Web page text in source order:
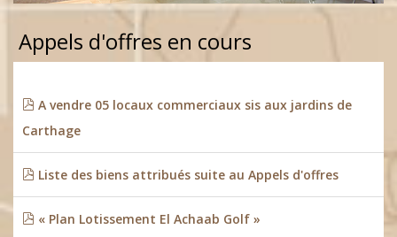
Appels d'offres en cours
A vendre 05 locaux commerciaux sis aux jardins de
Carthage
Liste des biens attribués suite au Appels d'offres
« Plan Lotissement El Achaab Golf »